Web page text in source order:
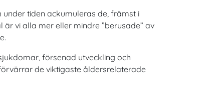
tiden ackumuleras de, främst i
vi alla mer eller mindre ”berusade” av
försenad utveckling och
de viktigaste åldersrelaterade